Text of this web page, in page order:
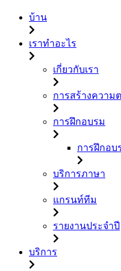
บ้าน
เราทำอะไร
เกี่ยวกับเรา
การสร้างควา
การฝึกอบรม
การฝึกอบ
บริการภาษา
แกรนท์ทีม
รายงานประจำปี
บริการ